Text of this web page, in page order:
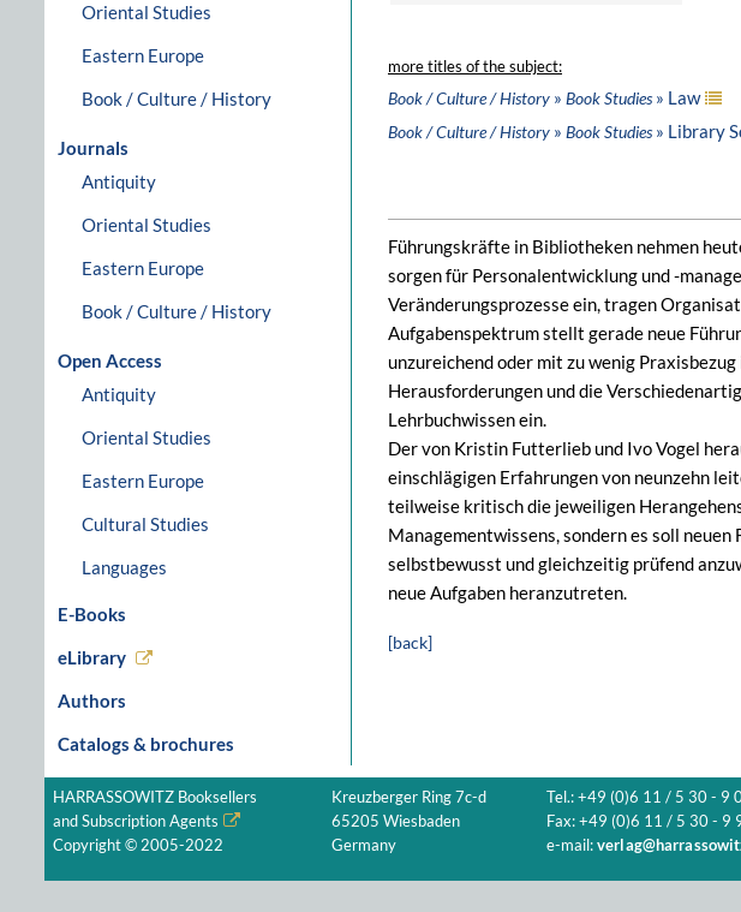
Oriental Studies
Eastern Europe
Book / Culture / History
Journals
Antiquity
Oriental Studies
Eastern Europe
Book / Culture / History
Open Access
Antiquity
Oriental Studies
Eastern Europe
Cultural Studies
Languages
E-Books
eLibrary
Authors
Catalogs & brochures
more titles of the subject:
Book / Culture / History » Book Studies» Law
Book / Culture / History » Book Studies» Library
Führungskräfte in Bibliotheken nehmen
sorgen für Personalentwicklung und -
Veränderungsprozesse ein, tragen
Aufgabenspektrum stellt gerade neue
unzureichend oder mit zu wenig
Herausforderungen und die
Lehrbuchwissen ein.
Der von Kristin Futterlieb und Ivo Vogel
einschlägigen Erfahrungen von neunzehn
teilweise kritisch die jeweiligen
Managementwissens, sondern es soll
selbstbewusst und gleichzeitig prüfend
neue Aufgaben heranzutreten.
[back]
HARRASSOWITZ Booksellers
and Subscription Agents
Copyright © 2005-2022
Kreuzberger Ring 7c-d
65205 Wiesbaden
Germany
Tel.: +49 (0)6 11 / 5 30 - 9
Fax: +49 (0)6 11 / 5 30 - 9
e-mail: